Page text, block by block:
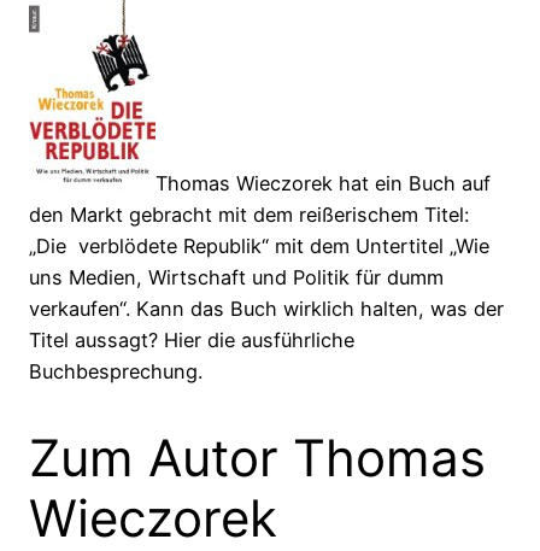
Thomas Wieczorek hat ein Buch auf
den Markt gebracht mit dem reißerischem Titel:
„Die verblödete Republik“ mit dem Untertitel „Wie
uns Medien, Wirtschaft und Politik für dumm
verkaufen“. Kann das Buch wirklich halten, was der
Titel aussagt? Hier die ausführliche
Buchbesprechung.
Zum Autor Thomas
Wieczorek